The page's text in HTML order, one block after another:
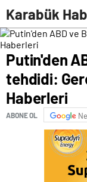
Karabük
Putin'den
tehdidi:
Haberleri
ABONE OL
Kültür Sanat